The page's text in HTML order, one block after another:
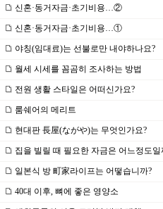
신혼·동거자금·초기비용…②
신혼·동거자금·초기비용…①
야칭(임대료)는 선불로만 내야하나요?
월세 시세를 꼼곰히 조사하는 방법
전원 생활 스타일은 어떠신가요?
룸쉐어의 메리트
현대판 長屋(ながや)는 무엇인가요?
집을 빌릴 때 필요한 자금은 어느정도일
일본식 방 町家라이프는 어떻습니까?
40대 이후, 뼈에 좋은 영양소